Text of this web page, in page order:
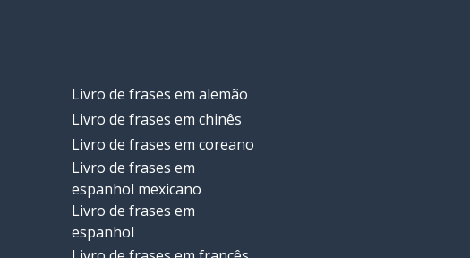
Livro de frases em alemão
Livro de frases em chinês
Livro de frases em coreano
Livro de frases em
espanhol mexicano
Livro de frases em
espanhol